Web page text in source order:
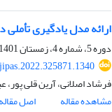
ارائه مدل یادگیری
دوره 5، شماره 4، زمستان 1401، صفحه
فرشاد اصلانی، آرین قلی
مشاهده مقاله
اصل مقاله